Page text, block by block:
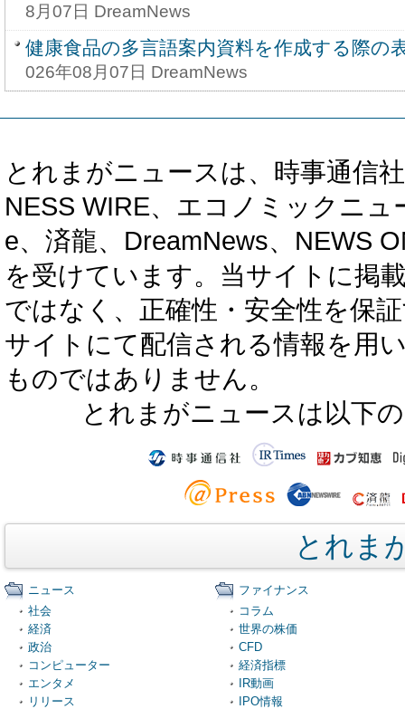
8月07日 DreamNews
健康食品の多言語案内資料を作成する際の
026年08月07日 DreamNews
とれまがニュースは、時事通信
NESS WIRE、エコノミックニ
e、済龍、DreamNews、NEWS
を受けています。当サイトに掲
ではなく、正確性・安全性を保
サイトにて配信される情報を用
ものではありません。
とれまがニュースは以下
とれま
ニュース
社会
経済
政治
コンピューター
エンタメ
リリース
ファイナンス
コラム
世界の株価
CFD
経済指標
IR動画
IPO情報